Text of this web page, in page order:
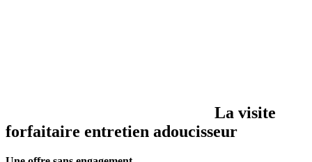
La visite
forfaitaire entretien adoucisseur